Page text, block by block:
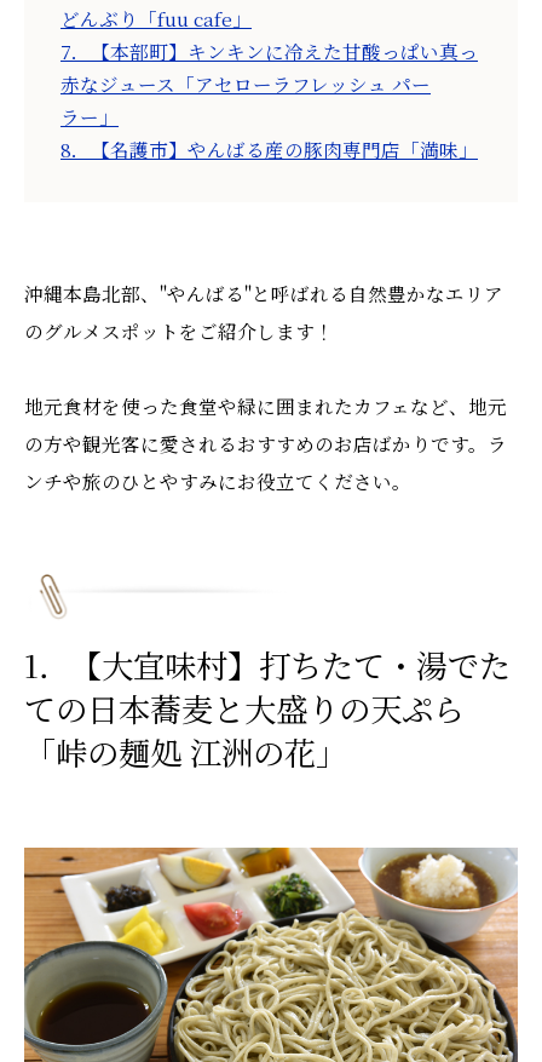
どんぶり「fuu cafe」
7．【本部町】キンキンに冷えた甘酸っぱい真っ
赤なジュース「アセローラフレッシュ パー
ラー」
8．【名護市】やんばる産の豚肉専門店「満味」
沖縄本島北部、"やんばる"と呼ばれる自然豊かなエリア
のグルメスポットをご紹介します！
地元食材を使った食堂や緑に囲まれたカフェなど、地元
の方や観光客に愛されるおすすめのお店ばかりです。ラ
ンチや旅のひとやすみにお役立てください。
1．【大宜味村】打ちたて・湯でた
ての日本蕎麦と大盛りの天ぷら
「峠の麺処 江洲の花」